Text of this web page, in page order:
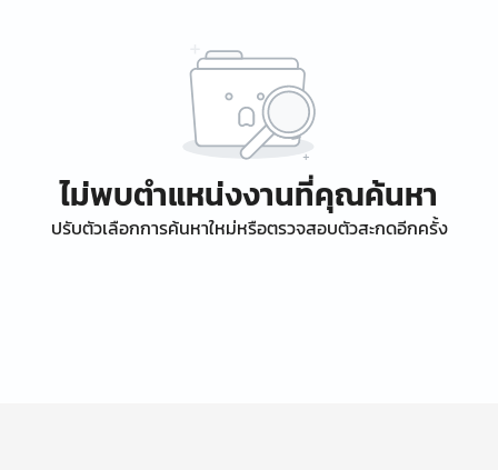
ไม่พบตำแหน่งงานที่คุณค้นหา
ปรับตัวเลือกการค้นหาใหม่หรือตรวจสอบตัวสะกดอีกครั้ง